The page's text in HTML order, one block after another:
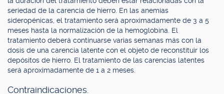
seriedad de la carencia de hierro. En las anemias
sideropénicas, el tratamiento será aproximadamente de 3 a 5
meses hasta la normalización de la hemoglobina. El
tratamiento deberá continuarse varias semanas más con la
dosis de una carencia latente con el objeto de reconstituir los
depósitos de hierro. El tratamiento de las carencias latentes
será aproximadamente de 1 a 2 meses.
Contraindicaciones.